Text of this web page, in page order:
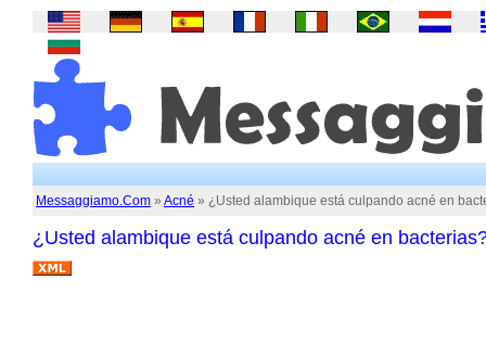
Messaggiamo.Com » Acné » ¿Usted alambique está culpando acné en
¿Usted alambique está culpando acné en